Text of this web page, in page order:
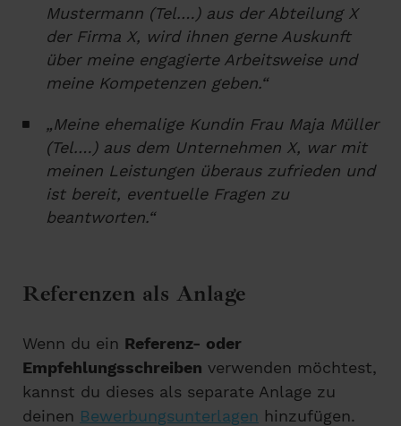
Mustermann (Tel.…) aus der Abteilung X
der Firma X, wird ihnen gerne Auskunft
über meine engagierte Arbeitsweise und
meine Kompetenzen geben.“
„Meine ehemalige Kundin Frau Maja Müller
(Tel.…) aus dem Unternehmen X, war mit
meinen Leistungen überaus zufrieden und
ist bereit, eventuelle Fragen zu
beantworten.“
Referenzen als Anlage
Wenn du ein Referenz- oder
Empfehlungsschreiben verwenden möchtest,
kannst du dieses als separate Anlage zu
deinen Bewerbungsunterlagen hinzufügen.